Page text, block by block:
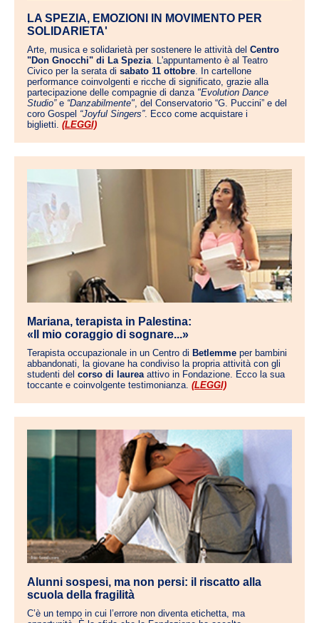
LA SPEZIA, EMOZIONI IN MOVIMENTO PER
SOLIDARIETA'
Arte, musica e solidarietà per sostenere le attività del Centro
"Don Gnocchi" di La Spezia. L'appuntamento è al Teatro
Civico per la serata di sabato 11 ottobre. In cartellone
performance coinvolgenti e ricche di significato, grazie alla
partecipazione delle compagnie di danza "Evolution Dance
Studio”e “Danzabilmente", del Conservatorio “G. Puccini” e del
coro Gospel “Joyful Singers”. Ecco come acquistare i
biglietti. (LEGGI)
Mariana, terapista in Palestina:
«Il mio coraggio di sognare...»
Terapista occupazionale in un Centro di Betlemme per bambini
abbandonati, la giovane ha condiviso la propria attività con gli
studenti del corso di laureaattivo in Fondazione. Ecco la sua
toccante e coinvolgente testimonianza. (LEGGI)
Alunni sospesi, ma non persi: il riscatto alla
scuola della fragilità
C’è un tempo in cui l’errore non diventa etichetta, ma